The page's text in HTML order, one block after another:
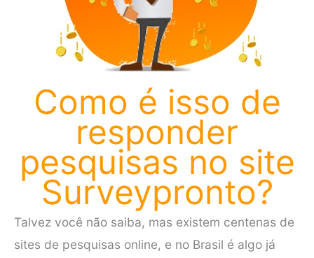
Como é isso de
responder
pesquisas no site
Surveypronto?
Talvez você não saiba, mas existem centenas de
sites de pesquisas online, e no Brasil é algo já